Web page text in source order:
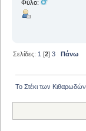
Φύλο:
Σελίδες: 1 [2]3 Πάνω
Το Στέκι των Κιθαρωδών